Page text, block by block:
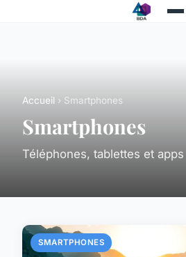
Accueil › Smartphones
Smartphones
Téléphones, tablettes et apps
SMARTPHONES